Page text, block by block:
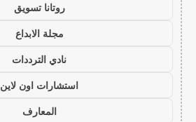
روتانا تسويق
مجلة الابداع
نادي الترددات
استشارات اون لاين
المعارف